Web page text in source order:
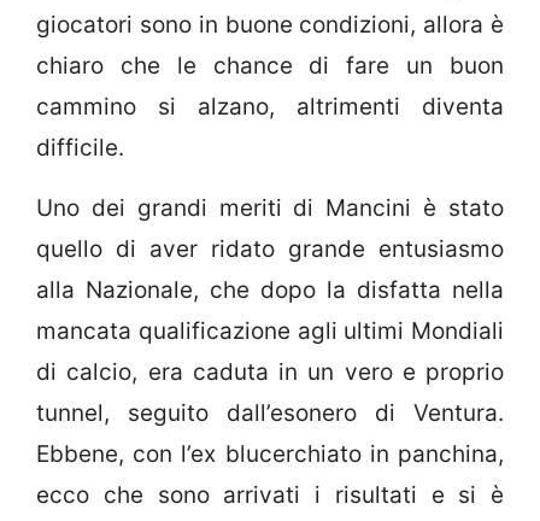
giocatori sono in buone condizioni, allora è
chiaro che le chance di fare un buon
cammino si alzano, altrimenti diventa
difficile.
Uno dei grandi meriti di Mancini è stato
quello di aver ridato grande entusiasmo
alla Nazionale, che dopo la disfatta nella
mancata qualificazione agli ultimi Mondiali
di calcio, era caduta in un vero e proprio
tunnel, seguito dall’esonero di Ventura.
Ebbene, con l’ex blucerchiato in panchina,
ecco che sono arrivati i risultati e si è